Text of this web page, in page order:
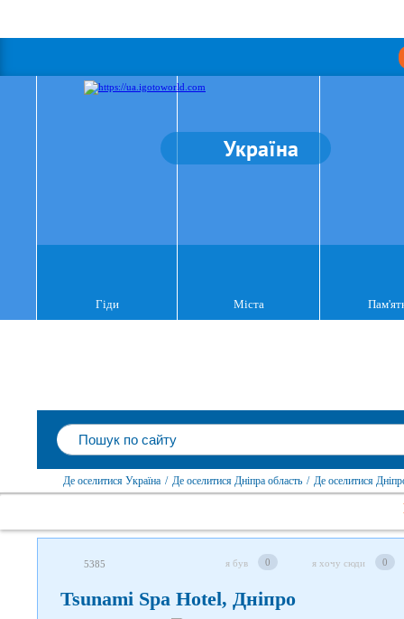
Україна
Гіди Міста
Де оселитися Україна / Де оселитися Дніпра область / Де оселитися
5385 я був 0 я хочу сюди 0
Tsunami Spa Hotel, Дніпро